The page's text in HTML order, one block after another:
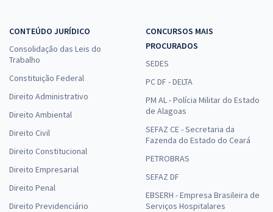
Comprar
TCE MA - Tribunal de Contas do Estado do Maranhão -
Conhecimentos Específicos para oCargo 1: Analista Estadual de
Apoio ao Controle Externo – Especialidade: Administração (Pós-
à vista
R$19,99
Comprar
CONTEÚDO JURÍDICO
Consolidação das Leis do
Trabalho
Constituição Federal
Direito Administrativo
Direito Ambiental
Direito Civil
Direito Constitucional
Direito Empresarial
Direito Penal
Direito Previdenciário
CONCURSOS MAIS
PROCURADOS
SEDES
PC DF - DELTA
PM AL - Polícia Militar do Estado
de Alagoas
SEFAZ CE - Secretaria da
Fazenda do Estado do Ceará
PETROBRAS
SEFAZ DF
EBSERH - Empresa Brasileira de
Serviços Hospitalares